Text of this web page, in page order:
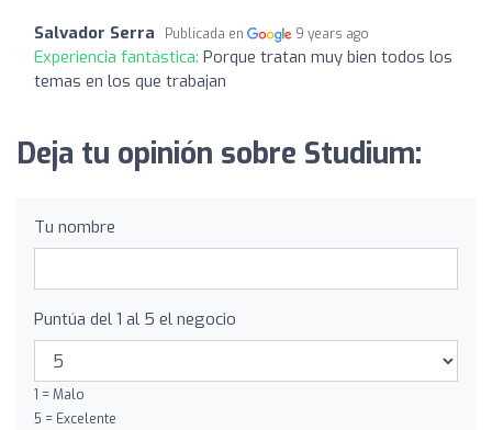
Salvador Serra Publicada en 9 years ago
Experiencia fantástica: Porque tratan muy bien todos los
temas en los que trabajan
Deja tu opinión sobre Studium:
Tu nombre
Puntúa del 1 al 5 el negocio
1 = Malo
5 = Excelente